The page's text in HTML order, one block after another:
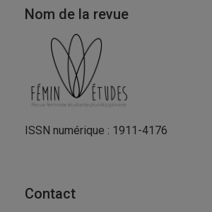
Nom de la revue
ISSN numérique : 1911-4176
Contact